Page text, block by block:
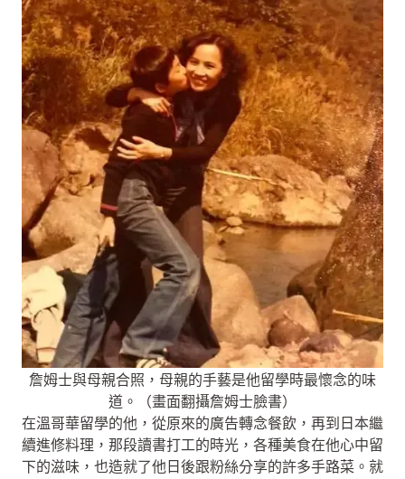
詹姆士與母親合照，母親的手藝是他留學時最懷念的味
道。（畫面翻攝詹姆士臉書）
在溫哥華留學的他，從原來的廣告轉念餐飲，再到日本繼
續進修料理，那段讀書打工的時光，各種美食在他心中留
下的滋味，也造就了他日後跟粉絲分享的許多手路菜。就